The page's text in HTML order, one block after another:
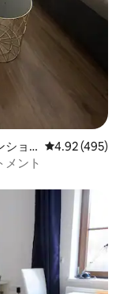
ショ
レビュー495
4.92 (495)
ント